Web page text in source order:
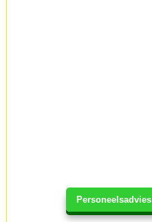
Personeelsadvies